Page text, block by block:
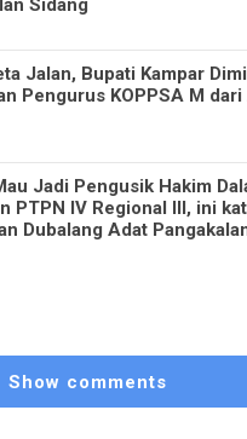
Sidang
Jalan, Bupati Kampar
Pengurus KOPPSA M
Jadi Pengusik Hakim
PTPN IV Regional III, ini
Dubalang Adat
Show comments